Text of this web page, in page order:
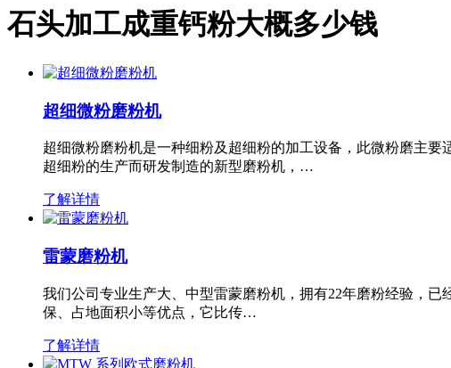
石头加工成重钙粉大概多少钱
超细微粉磨粉机
超细微粉磨粉机是一种细粉及超细粉的加工设备，此微粉磨主
超细粉的生产而研发制造的新型磨粉机，…
了解详情
雷蒙磨粉机
我们公司专业生产大、中型雷蒙磨粉机，拥有22年磨粉经验，
保、占地面积小等优点，它比传…
了解详情